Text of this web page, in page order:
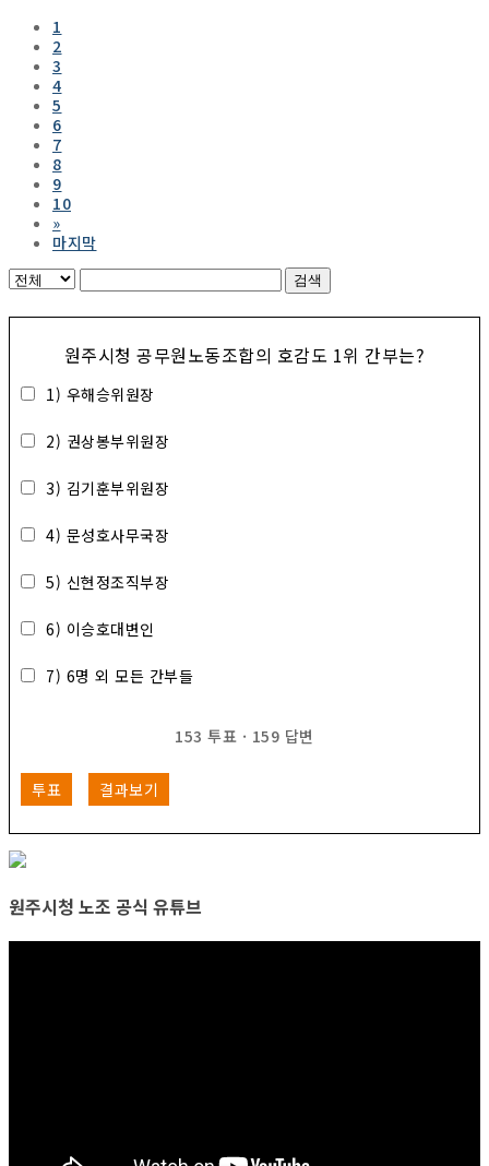
1
2
3
4
5
6
7
8
9
10
»
마지막
검색
원주시청 공무원노동조합의 호감도 1위 간부는?
1) 우해승위원장
2) 권상봉부위원장
3) 김기훈부위원장
4) 문성호사무국장
5) 신현정조직부장
6) 이승호대변인
7) 6명 외 모든 간부들
153 투표 · 159 답변
투표 결과보기
원주시청 노조 공식 유튜브